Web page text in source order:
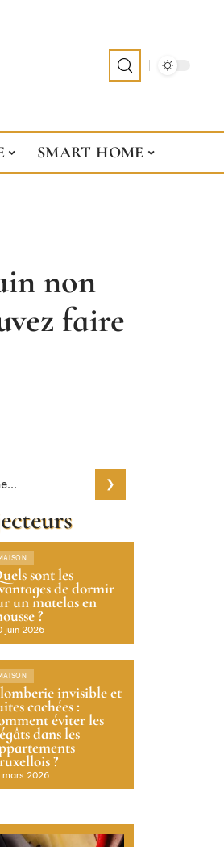
SMART HOME
non
faire
sont les
de dormir
un matelas en
?
juin 2026
invisible et
cachées :
éviter les
dans les
?
mars 2026